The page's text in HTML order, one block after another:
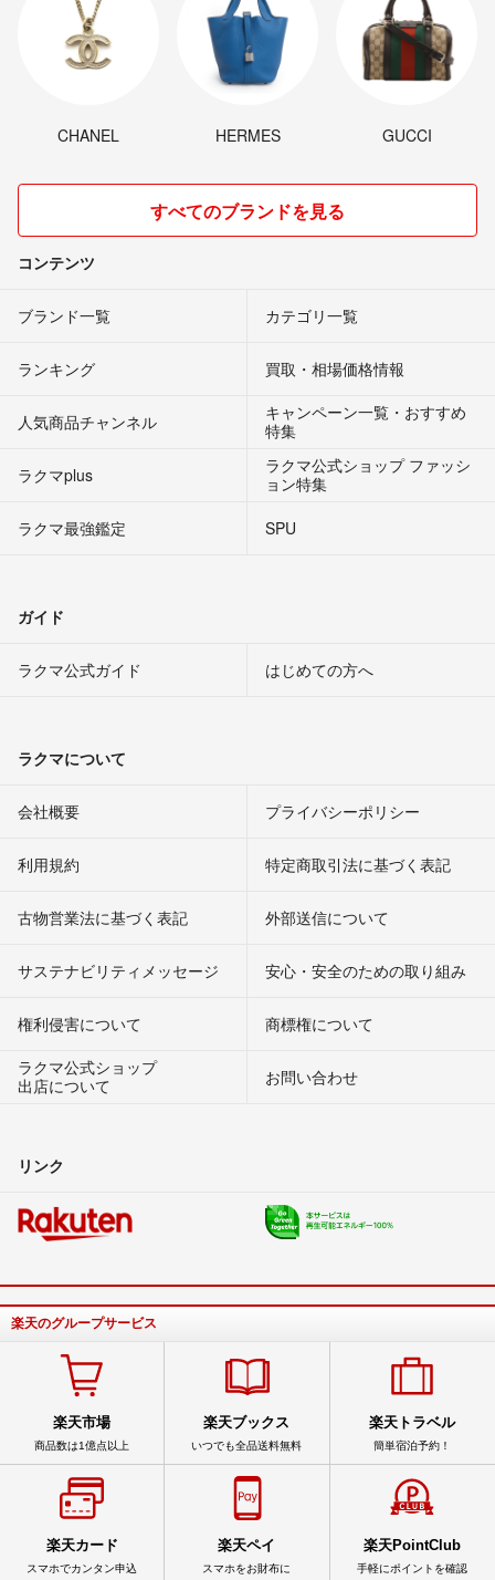
CHANEL HERMES GUCCI
すべてのブランドを見る
コンテンツ
ブランド一覧 カテゴリ一覧
ランキング 買取・相場価格情報
人気商品チャンネル
キャンペーン一覧・おすすめ
特集
ラクマplus
ラクマ公式ショップ ファッシ
ョン特集
ラクマ最強鑑定
SPU
ガイド
ラクマ公式ガイド はじめての方へ
ラクマについて
会社概要 プライバシーポリシー
利用規約 特定商取引法に基づく表記
古物営業法に基づく表記 外部送信について
サステナビリティメッセージ 安心・安全のための取り組み
権利侵害について
商標権について
ラクマ公式ショップ
出店について
お問い合わせ
リンク
楽天のグループサービス
楽天市場
商品数は1億点以上
楽天ブックス
いつでも全品送料無料
楽天トラベル
簡単宿泊予約！
楽天カード
スマホでカンタン申込
楽天ペイ
スマホをお財布に
楽天PointClub
手軽にポイントを確認